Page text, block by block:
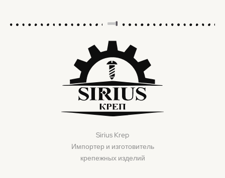
Sirius Krep
Импортер и изготовитель
крепежных изделий